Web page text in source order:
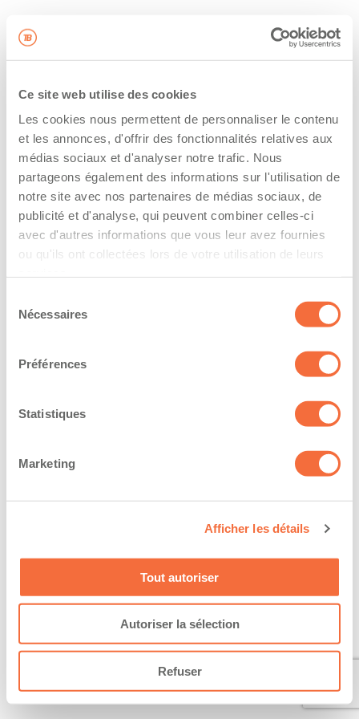
Ce site web utilise des cookies
Les cookies nous permettent de personnaliser le contenu
et les annonces, d'offrir des fonctionnalités relatives aux
médias sociaux et d'analyser notre trafic. Nous
partageons également des informations sur l'utilisation de
notre site avec nos partenaires de médias sociaux, de
publicité et d'analyse, qui peuvent combiner celles-ci
avec d'autres informations que vous leur avez fournies
ou qu'ils ont collectées lors de votre utilisation de leurs
Nécessaires
Préférences
Statistiques
Marketing
Afficher les détails
Tout autoriser
Autoriser la sélection
Refuser